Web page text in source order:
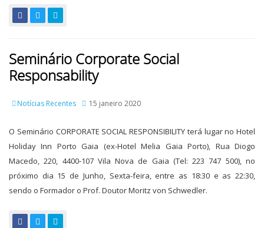
Seminário Corporate Social
Responsability
Notícias Recentes 15 janeiro 2020
O Seminário CORPORATE SOCIAL RESPONSIBILITY terá lugar no Hotel
Holiday Inn Porto Gaia (ex-Hotel Melia Gaia Porto), Rua Diogo
Macedo, 220, 4400-107 Vila Nova de Gaia (Tel: 223 747 500), no
próximo dia 15 de Junho, Sexta-feira, entre as 18:30 e as 22:30,
sendo o Formador o Prof. Doutor Moritz von Schwedler.